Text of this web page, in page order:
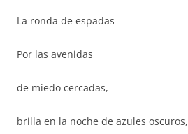
La ronda de espadas
Por las avenidas
de miedo cercadas,
brilla en la noche de azules oscuros,